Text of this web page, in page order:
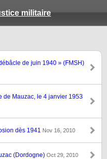
militaire
de juin 1940 » (FMSH)
de Mauzac, le 4 janvier 1953
dès 1941 Nov 16, 2010
(Dordogne) Oct 29, 2010